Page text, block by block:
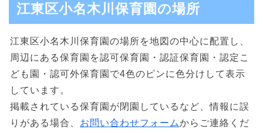
江東区小名木川保育園の場所
江東区小名木川保育園の場所を地図の中心に配置し、
周辺にある保育園を認可保育園・認証保育園・認定こ
ども園・認可外保育園で4色のピンに色分けして表示
しています。
掲載されている保育園が閉園しているなど、情報に誤
りがある場合、 お問い合わせフォームからご連絡くだ